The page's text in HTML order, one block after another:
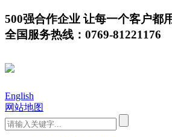
500强合作企业 让每一个客户都
全国服务热线：0769-81221176
English
网站地图